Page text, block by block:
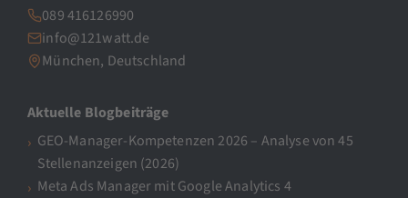
089 416126990
info@121watt.de
München, Deutschland
Aktuelle Blogbeiträge
GEO-Manager-Kompetenzen 2026 – Analyse von 45
Stellenanzeigen (2026)
Meta Ads Manager mit Google Analytics 4